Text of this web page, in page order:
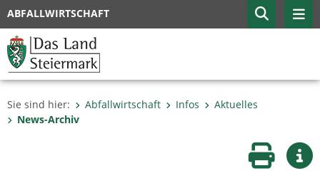
ABFALLWIRTSCHAFT
Sie sind hier: Abfallwirtschaft Infos
Aktuelles
News-Archiv
Seite